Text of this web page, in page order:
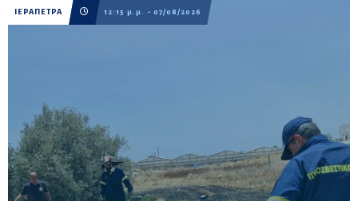
ΙΕΡΑΠΕΤΡΑ 12:15 μ.μ. - 07/08/2026